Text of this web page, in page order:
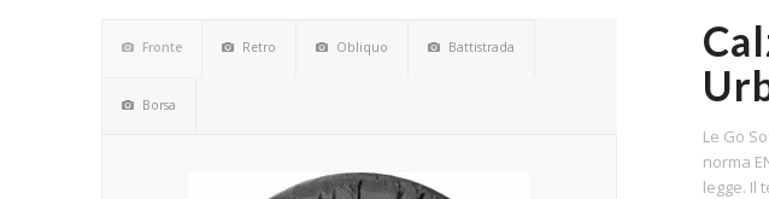
Fronte Retro Obliquo Battistrada
Borsa
Le Go
norma
legge. Il